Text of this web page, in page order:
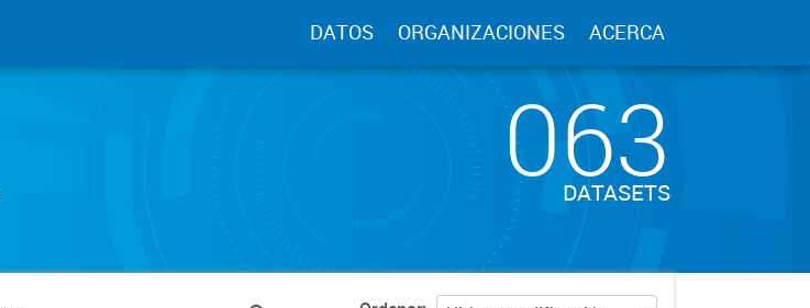
DATOS ORGANIZACIONES ACERCA
063
DATASETS